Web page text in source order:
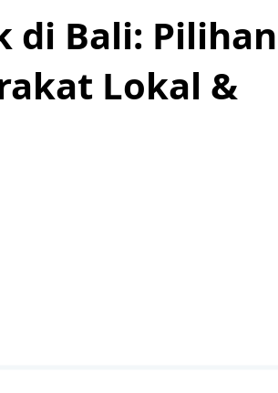
di Bali: Pilihan
Lokal &